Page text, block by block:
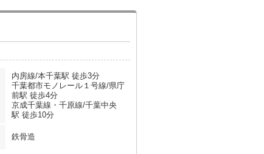
内房線/本千葉駅 徒歩3分
千葉都市モノレール１号線/県庁
前駅 徒歩4分
京成千葉線・千原線/千葉中央
駅 徒歩10分
鉄骨造